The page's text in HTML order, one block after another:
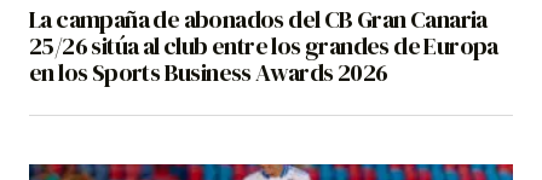
La campaña de abonados del CB Gran Canaria
25/26 sitúa al club entre los grandes de Europa
en los Sports Business Awards 2026